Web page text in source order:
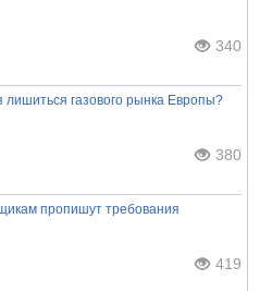
340
лишиться газового рынка Европы?
380
пропишут требования
419